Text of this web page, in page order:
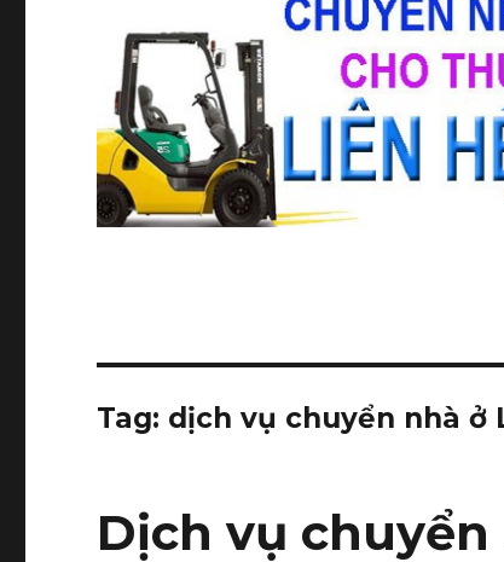
Tag: dịch vụ chuyển nhà ở
Dịch vụ chuyển